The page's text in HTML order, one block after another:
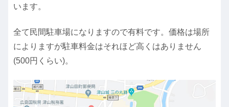
います。
全て民間駐車場になりますので有料です。価格は場所
によりますが駐車料金はそれほど高くはありません
(500円くらい)。